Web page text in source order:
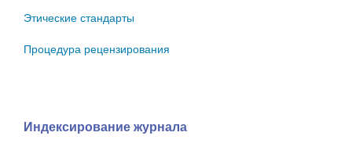
Этические стандарты
Процедура рецензирования
Индексирование журнала